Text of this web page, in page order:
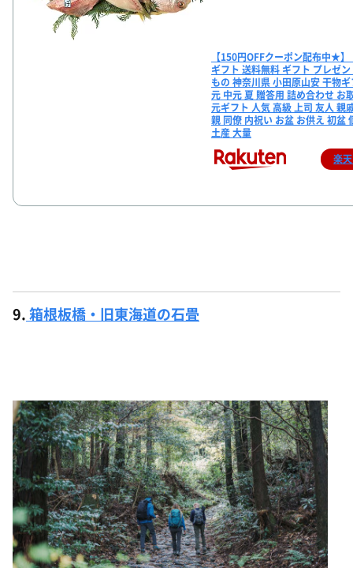
【150円OFFクーポン配布中★】
ギフト 送料無料 ギフト プレゼン
もの 神奈川県 小田原山安 干物ギ
元 中元 夏 贈答用 詰め合わせ お
元ギフト 人気 高級 上司 友人 親
親 同僚 内祝い お盆 お供え 初盆
土産 大量
楽
9. 箱根板橋・旧東海道の石畳